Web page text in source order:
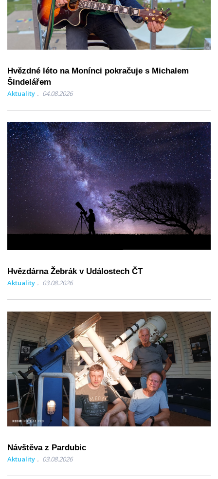
Hvězdné léto na Monínci pokračuje s Michalem
Šindelářem
Aktuality 04.08.2026
Hvězdárna Žebrák v Událostech ČT
Aktuality 03.08.2026
Návštěva z Pardubic
Aktuality 03.08.2026